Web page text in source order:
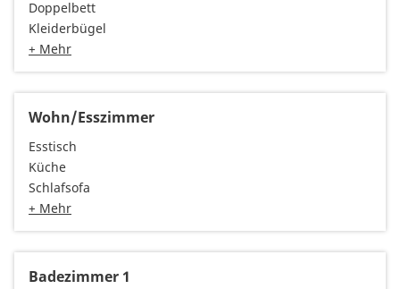
Doppelbett
Kleiderbügel
+ Mehr
Wohn/Esszimmer
Esstisch
Küche
Schlafsofa
+ Mehr
Badezimmer 1